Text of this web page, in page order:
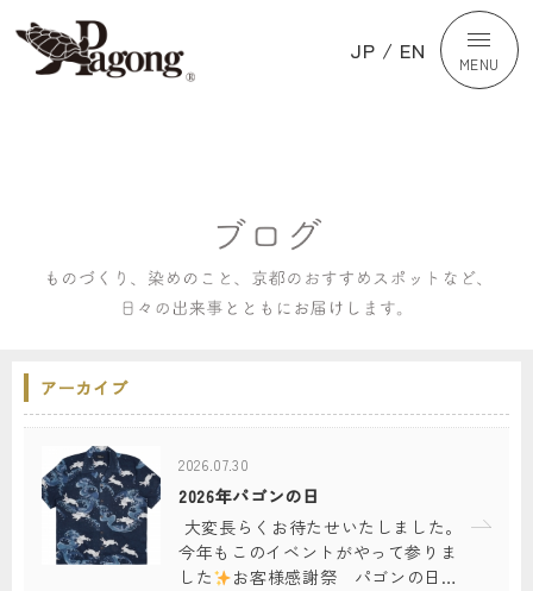
JP / EN MENU
アーカイブ
2026.07.30
2026年パゴンの日
大変長らくお待たせいたしました。
今年もこのイベントがやって参りま
した
お客様感謝祭 パゴンの日…